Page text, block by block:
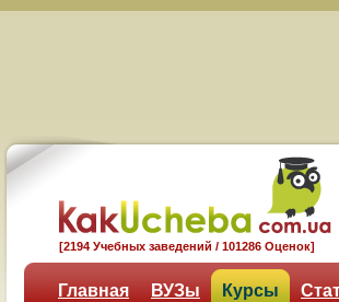
[2194 Учебных заведений / 101286 Оценок]
Главная ВУЗы Курсы